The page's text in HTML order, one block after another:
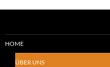
HOME
ÜBER UNS